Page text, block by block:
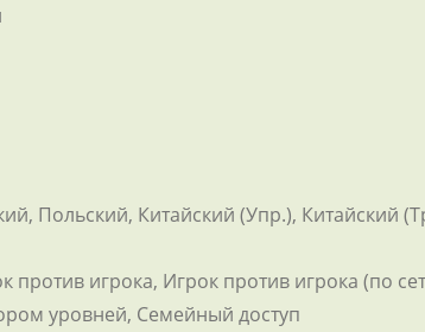
Польский, Китайский (Упр.), Китайский
игрока, Игрок против игрока (по
уровней, Семейный доступ